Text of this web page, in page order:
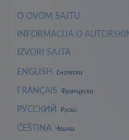
O OVOM SAJTU
INFORMACIJA O
IZVORI SAJTA
ENGLISH Енглески
FRANÇAIS Француски
РУССКИЙ Руски
ČEŠTINA Чешки